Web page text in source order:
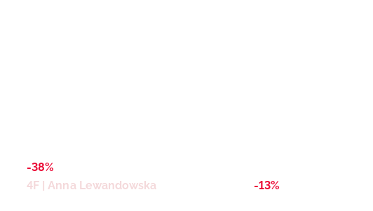
-38%
4F | Anna Lewandowska
-13%